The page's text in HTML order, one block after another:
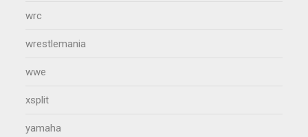
wrc
wrestlemania
wwe
xsplit
yamaha